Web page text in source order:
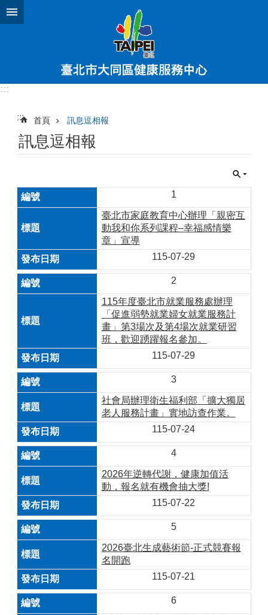
跳到主要內容區塊
:::
::: 首頁 訊息逗相報
訊息逗相報
1
臺北市家庭教育中心辦理「親密互
動我和你系列課程–幸福感情樂
章」宣導
115-07-29
2
115年度臺北市就業服務處辦理
「促進弱勢就業婦女就業服務計
畫」第3場次及第4場次就業研習
班，歡迎踴躍報名參加。
115-07-29
3
社會局辦理衛生福利部「擴大獨居
老人服務計畫」實地訪查作業。
115-07-24
4
2026年逆轉代謝，健康加值活
動，報名就有機會抽大獎!
115-07-22
5
2026臺北生成藝術節-正式競賽報
名開跑
115-07-21
6